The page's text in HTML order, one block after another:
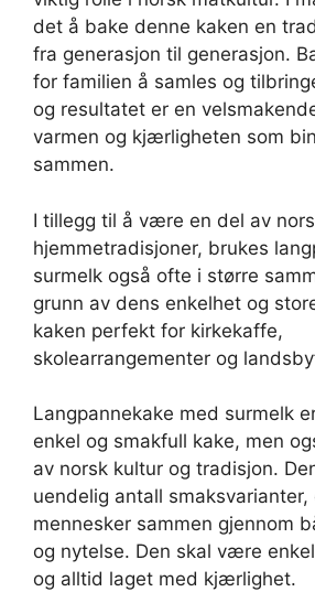
det å bake denne kaken en
fra generasjon til generasjon.
for familien å samles og
og resultatet er en
varmen og kjærligheten som
sammen.
I tillegg til å være en del av
hjemmetradisjoner, brukes
surmelk også ofte i større
grunn av dens enkelhet og
kaken perfekt for kirkekaffe,
skolearrangementer og
Langpannekake med surmelk
enkel og smakfull kake, men
av norsk kultur og tradisjon.
uendelig antall
mennesker sammen gjennom
og nytelse. Den skal være
og alltid laget med kjærlighet.